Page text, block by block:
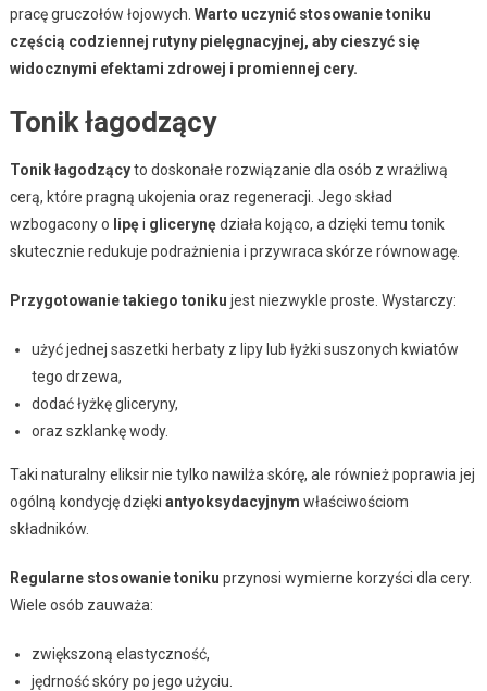
pracę gruczołów łojowych. Warto uczynić stosowanie toniku
częścią codziennej rutyny pielęgnacyjnej, aby cieszyć się
widocznymi efektami zdrowej i promiennej cery.
Tonik łagodzący
Tonik łagodzącyto doskonałe rozwiązanie dla osób z wrażliwą
cerą, które pragną ukojenia oraz regeneracji. Jego skład
wzbogacony o lipęi glicerynędziała kojąco, a dzięki temu tonik
skutecznie redukuje podrażnienia i przywraca skórze równowagę.
Przygotowanie takiego toniku jest niezwykle proste. Wystarczy:
użyć jednej saszetki herbaty z lipy lub łyżki suszonych kwiatów
tego drzewa,
dodać łyżkę gliceryny,
oraz szklankę wody.
Taki naturalny eliksir nie tylko nawilża skórę, ale również poprawia jej
ogólną kondycję dzięki antyoksydacyjnym właściwościom
składników.
Regularne stosowanie toniku przynosi wymierne korzyści dla cery.
Wiele osób zauważa:
zwiększoną elastyczność,
jędrność skóry po jego użyciu.